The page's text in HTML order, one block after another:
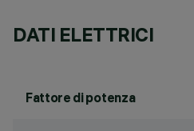
DATI ELETTRICI
Fattore di potenza